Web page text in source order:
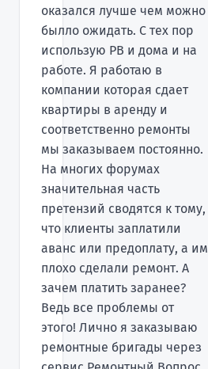
оказался лучше чем можно
былло ожидать. С тех пор
использую РВ и дома и на
работе. Я работаю в
компании которая сдает
квартиры в аренду и
соответственно ремонты
мы заказываем постоянно.
На многих форумах
значительная часть
претензий сводятся к тому,
что клиенты заплатили
аванс или предоплату, а им
плохо сделали ремонт. А
зачем платить заранее?
Ведь все проблемы от
этого! Лично я заказываю
ремонтные бригады через